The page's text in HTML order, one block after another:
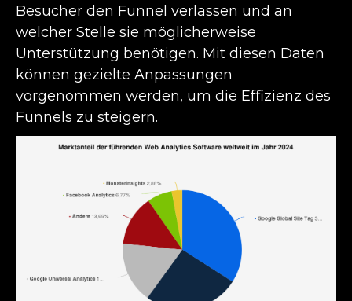
Besucher den Funnel verlassen und an
welcher Stelle sie möglicherweise
Unterstützung benötigen. Mit diesen Daten
können gezielte Anpassungen
vorgenommen werden, um die Effizienz des
Funnels zu steigern.